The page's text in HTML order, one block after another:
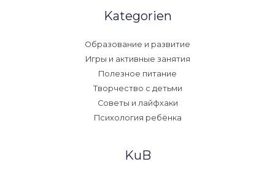
Kategorien
Образование и развитие
Игры и активные занятия
Полезное питание
Творчество с детьми
Советы и лайфхаки
Психология ребёнка
KuB